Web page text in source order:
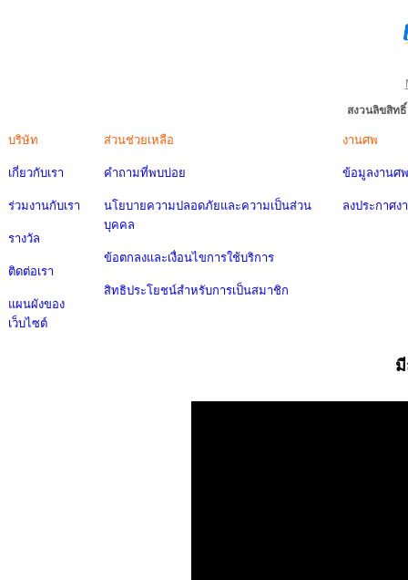
สงวนลิขสิท
บริษัท
เกี่ยวกับเรา
ร่วมงานกับเรา
รางวัล
ติดต่อเรา
แผนผังของ
เว็บไซต์
ส่วนช่วยเหลือ
คำถามที่พบบ่อย
นโยบายความปลอดภัยและความเป็นส่วน
บุคคล
ข้อตกลงและเงื่อนไขการใช้บริการ
สิทธิประโยชน์สำหรับการเป็นสมาชิก
งานศพ
ข้อมูลงานศพ
ลงประกาศง